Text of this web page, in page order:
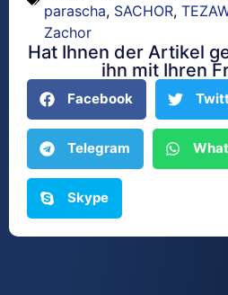
parascha, SACHOR,
Zachor
Hat Ihnen der Artikel
ihn mit Ihren
Facebook
Telegram
Skype